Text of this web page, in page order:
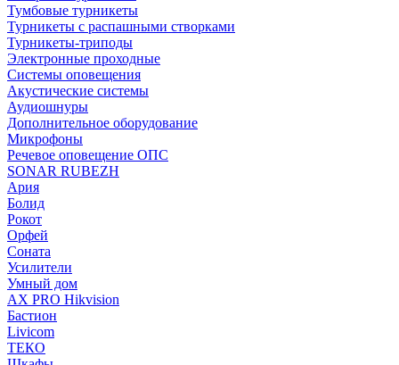
Тумбовые турникеты
Турникеты с распашными створками
Турникеты-триподы
Электронные проходные
Системы оповещения
Акустические системы
Аудиошнуры
Дополнительное оборудование
Микрофоны
Речевое оповещение ОПС
SONAR RUBEZH
Ария
Болид
Рокот
Орфей
Соната
Усилители
Умный дом
AX PRO Hikvision
Бастион
Livicom
ТЕКО